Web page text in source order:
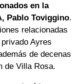
en la
Pablo Toviggino.
relacionadas
Ayres
de decenas
de Villa Rosa.